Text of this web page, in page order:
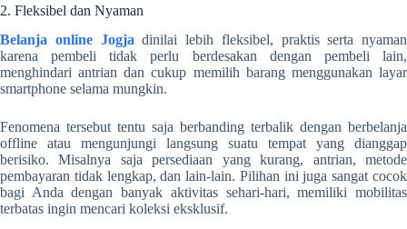
2. Fleksibel dan Nyaman
Belanja online Jogja dinilai lebih fleksibel, praktis serta nyaman
karena pembeli tidak perlu berdesakan dengan pembeli lain,
menghindari antrian dan cukup memilih barang menggunakan layar
smartphone selama mungkin.
Fenomena tersebut tentu saja berbanding terbalik dengan berbelanja
offline atau mengunjungi langsung suatu tempat yang dianggap
berisiko. Misalnya saja persediaan yang kurang, antrian, metode
pembayaran tidak lengkap, dan lain-lain. Pilihan ini juga sangat cocok
bagi Anda dengan banyak aktivitas sehari-hari, memiliki mobilitas
terbatas ingin mencari koleksi eksklusif.